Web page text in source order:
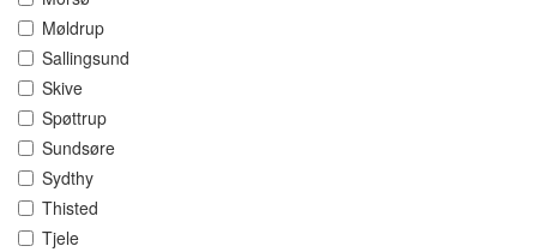
Møldrup
Sallingsund
Skive
Spøttrup
Sundsøre
Sydthy
Thisted
Tjele